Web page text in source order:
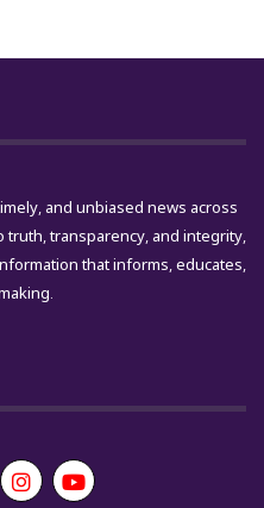
and unbiased news across
truth, transparency, and integrity,
that informs, educates,